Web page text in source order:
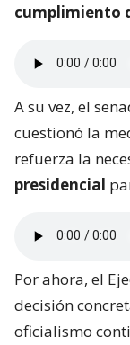
cumplimiento
A su vez, el
cuestionó la
refuerza la
presidencial
Por ahora, el
decisión
oficialismo